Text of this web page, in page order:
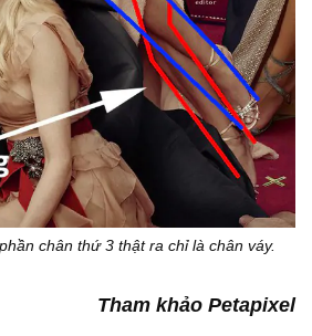
chân thứ 3 thật ra chỉ là chân váy.
Tham khảo Petapixel